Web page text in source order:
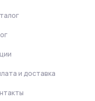
и доставка